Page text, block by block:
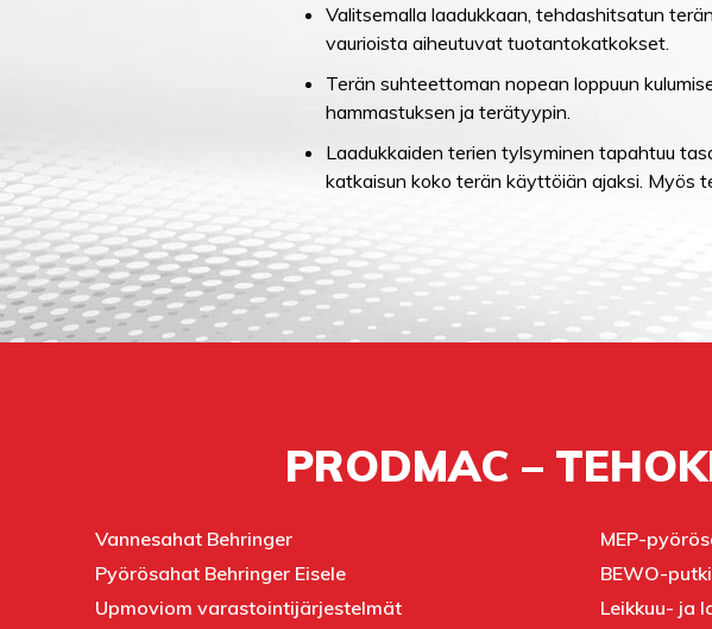
Valitsemalla laadukkaan, tehdashitsatun
vaurioista aiheutuvat tuotantokatkokset.
Terän suhteettoman nopean loppuun
hammastuksen ja terätyypin.
Laadukkaiden terien tylsyminen tapahtuu
katkaisun koko terän käyttöiän ajaksi. Myös
PRODMAC –
Vannesahat Behringer
Pyörösahat Behringer Eisele
Upmoviom varastointijärjestelmät
MEP-
BEWO-
Leikkuu- ja